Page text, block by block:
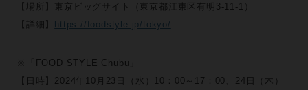
【場所】東京ビッグサイト（東京都江東区有明3-11-1）
【詳細】
https://foodstyle.jp/tokyo/
※「FOOD STYLE Chubu」
【日時】2024年10月23日（水）10：00～17：00、24日（木）